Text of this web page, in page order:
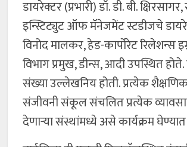
डायरेक्टर (प्रभारी) डॉ. डी. बी.
इन्स्टिट्युट ऑफ मॅनेजमेंट स्टडीजचे
विनोद मालकर, हेड-कार्पोरेट रिलेशन्स
विभाग प्रमुख, डीन्स, आदी उपस्थित होते.
संख्या उल्लेखनिय होती. प्रत्येक
संजीवनी संकूल संचलित प्रत्येक
देणाऱ्या संस्थांमध्ये असे कार्यक्रम